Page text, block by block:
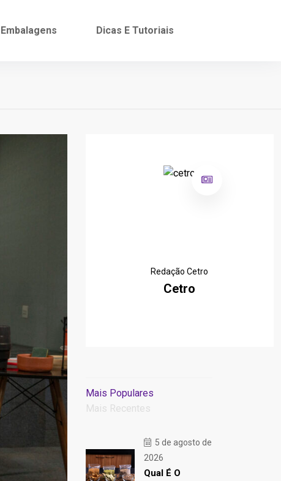
Embalagens Dicas E Tutoriais
Redação Cetro
Cetro
Mais Populares
Mais Recentes
5 de agosto de
2026
Qual É O